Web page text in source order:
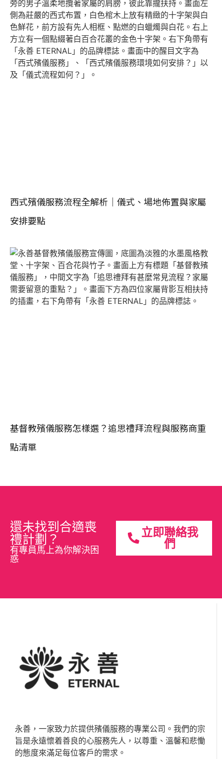
西式殯儀服務流程全解析｜儀式、場地佈置與家屬
安排要點
基督教殯儀服務怎樣選？追思禮拜流程與服務商重
點清單
還未找到合適喪
禮計劃？
有專員馬上為你解決困
惑
立即聯絡我
們
永善，一家致力於提供殯儀服務的專業公司。我們的宗
旨是永遠懷着善良的心服務先人，以尊重、溫馨和悲慟
的態度來滿足每位客戶的需求。